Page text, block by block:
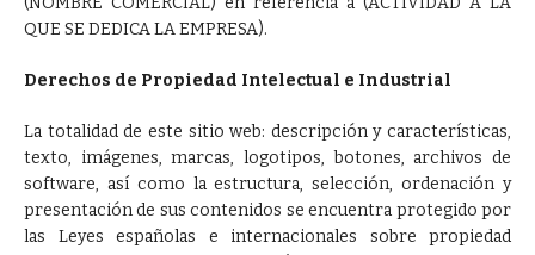
QUE SE DEDICA LA EMPRESA).
Derechos de Propiedad Intelectual e Industrial
La totalidad de este sitio web: descripción y características,
texto, imágenes, marcas, logotipos, botones, archivos de
software, así como la estructura, selección, ordenación y
presentación de sus contenidos se encuentra protegido por
las Leyes españolas e internacionales sobre propiedad